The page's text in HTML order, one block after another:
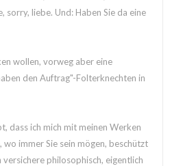
sorry, liebe. Und: Haben Sie da eine
wollen, vorweg aber eine
den Auftrag"-Folterknechten in
dass ich mich mit meinen Werken
wo immer Sie sein mögen, beschützt
philosophisch, eigentlich